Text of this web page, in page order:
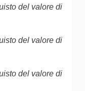
del valore di
del valore di
del valore di